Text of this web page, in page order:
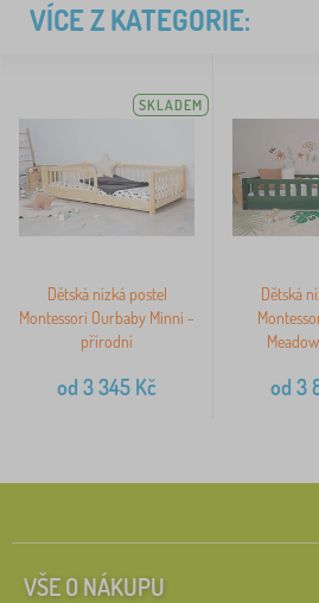
VÍCE Z KATEGORIE:
SKLADEM
Dětská nízká postel
Montessori Ourbaby Minni -
přírodní
od 3 345 Kč
Dětská
od 3
VŠE O NÁKUPU